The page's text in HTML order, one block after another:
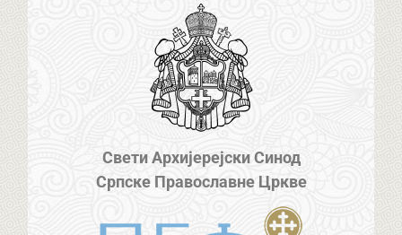
Свети Архијерејски Синод
Српске Православне Цркве